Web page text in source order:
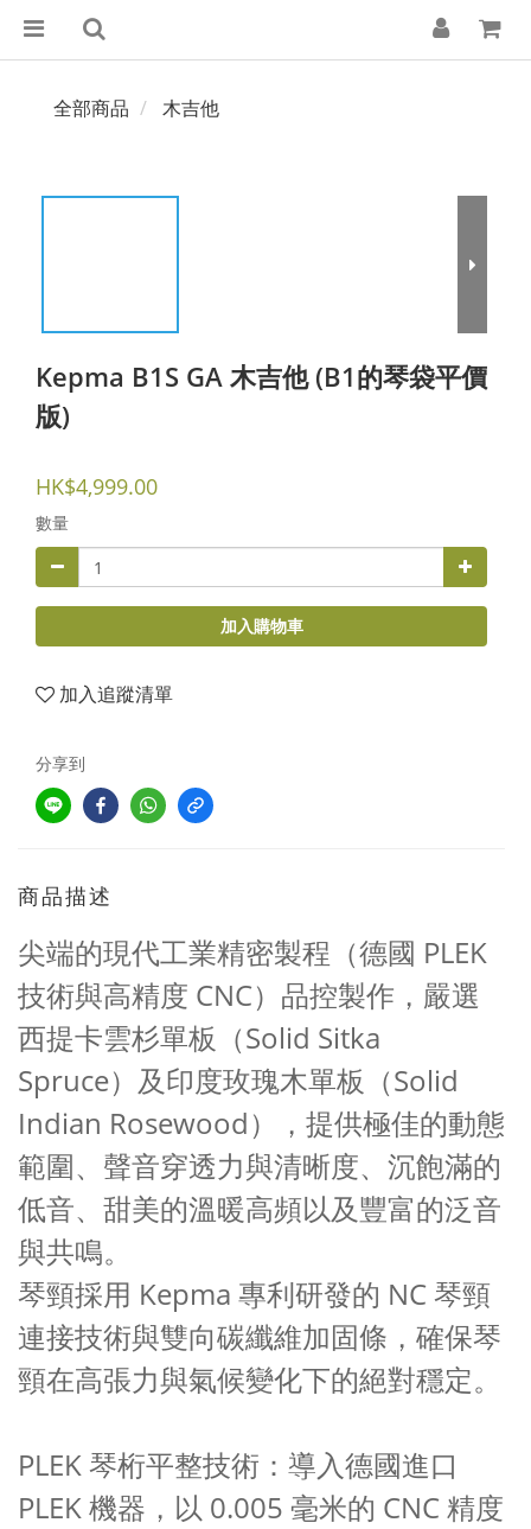
全部商品 木吉他
Kepma B1S GA 木吉他 (B1的琴袋平價
版)
HK$4,999.00
數量
加入購物車
加入追蹤清單
分享到
商品描述
尖端的現代工業精密製程（德國 PLEK
技術與高精度 CNC）品控製作，嚴選
西提卡雲杉單板（Solid Sitka
Spruce）及印度玫瑰木單板（Solid
Indian Rosewood），提供極佳的動態
範圍、聲音穿透力與清晰度、沉飽滿的
低音、甜美的溫暖高頻以及豐富的泛音
與共鳴。
琴頸採用 Kepma 專利研發的 NC 琴頸
連接技術與雙向碳纖維加固條，確保琴
頸在高張力與氣候變化下的絕對穩定。
PLEK 琴桁平整技術：導入德國進口
PLEK 機器，以 0.005 毫米的 CNC 精度